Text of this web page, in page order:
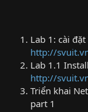
Lab 1: cài
http://
Lab 1.1
http://
Triển khai
part 1